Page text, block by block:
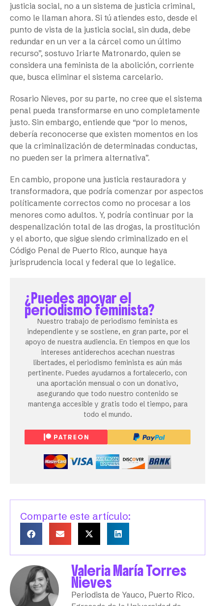
justicia social, no a un sistema de justicia criminal,
como le llaman ahora. Si tú atiendes esto, desde el
punto de vista de la justicia social, sin duda, debe
redundar en un ver a la cárcel como un último
recurso”, sostuvo Iriarte Matronardo, quien se
considera una feminista de la abolición, corriente
que, busca eliminar el sistema carcelario.
Rosario Nieves, por su parte, no cree que el sistema
penal pueda transformarse en uno completamente
justo. Sin embargo, entiende que “por lo menos,
debería reconocerse que existen momentos en los
que la criminalización de determinadas conductas,
no pueden ser la primera alternativa”.
En cambio, propone una justicia restauradora y
transformadora, que podría comenzar por aspectos
políticamente correctos como no procesar a los
menores como adultos. Y, podría continuar por la
despenalización total de las drogas, la prostitución
y el aborto, que sigue siendo criminalizado en el
Código Penal de Puerto Rico, aunque haya
jurisprudencia local y federal que lo legalice.
¿Puedes apoyar el
periodismo feminista?
Nuestro trabajo de periodismo feminista es
independiente y se sostiene, en gran parte, por el
apoyo de nuestra audiencia. En tiempos en que los
intereses antiderechos acechan nuestras
libertades, el periodismo feminista es aún más
pertinente. Puedes ayudarnos a fortalecerlo, con
una aportación mensual o con un donativo,
asegurando que todo nuestro contenido se
mantenga accesible y gratis todo el tiempo, para
todo el mundo.
Comparte este artículo:
Valeria María Torres
Nieves
Periodista de Yauco, Puerto Rico.